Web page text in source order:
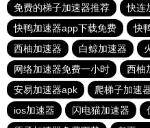
免费的梯子加速器推荐
快连
快鸭加速器app下载免费
快
西柚加速器
白鲸加速器
网络加速器免费一小时
西柚
安易加速器apk
爬梯子加速
ios加速器
闪电猫加速器